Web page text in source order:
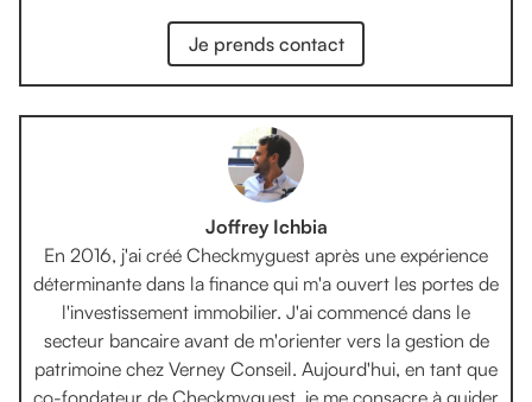
Je prends contact
Joffrey Ichbia
En 2016, j'ai créé Checkmyguest après une expérience
déterminante dans la finance qui m'a ouvert les portes de
l'investissement immobilier. J'ai commencé dans le
secteur bancaire avant de m'orienter vers la gestion de
patrimoine chez Verney Conseil. Aujourd'hui, en tant que
co-fondateur de Checkmyguest, je me consacre à guider